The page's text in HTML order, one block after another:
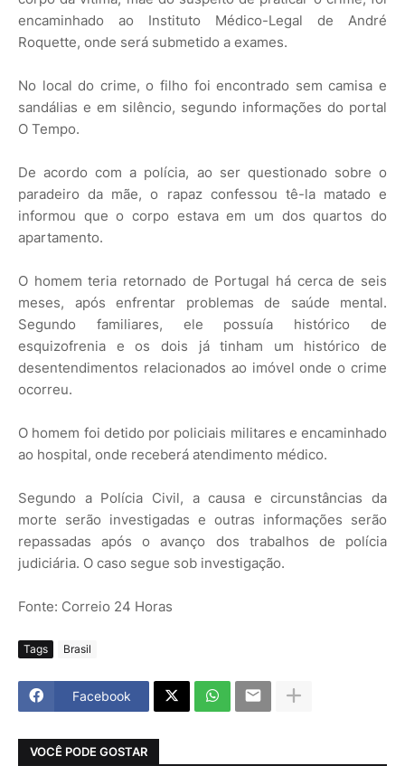
encaminhado ao Instituto Médico-Legal de André
Roquette, onde será submetido a exames.
No local do crime, o filho foi encontrado sem camisa e
sandálias e em silêncio, segundo informações do portal
O Tempo.
De acordo com a polícia, ao ser questionado sobre o
paradeiro da mãe, o rapaz confessou tê-la matado e
informou que o corpo estava em um dos quartos do
apartamento.
O homem teria retornado de Portugal há cerca de seis
meses, após enfrentar problemas de saúde mental.
Segundo familiares, ele possuía histórico de
esquizofrenia e os dois já tinham um histórico de
desentendimentos relacionados ao imóvel onde o crime
ocorreu.
O homem foi detido por policiais militares e encaminhado
ao hospital, onde receberá atendimento médico.
Segundo a Polícia Civil, a causa e circunstâncias da
morte serão investigadas e outras informações serão
repassadas após o avanço dos trabalhos de polícia
judiciária. O caso segue sob investigação.
Fonte: Correio 24 Horas
Tags Brasil
Facebook
VOCÊ PODE GOSTAR